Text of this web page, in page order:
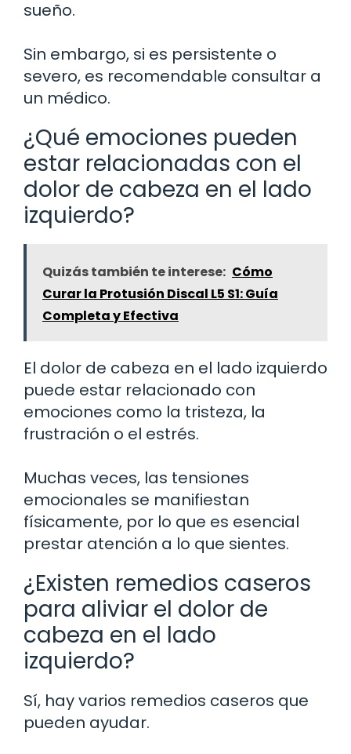
sueño.
Sin embargo, si es persistente o
severo, es recomendable consultar a
un médico.
¿Qué emociones pueden
estar relacionadas con el
dolor de cabeza en el lado
izquierdo?
Quizás también te interese: Cómo
Curar la Protusión Discal L5 S1: Guía
Completa y Efectiva
El dolor de cabeza en el lado izquierdo
puede estar relacionado con
emociones como la tristeza, la
frustración o el estrés.
Muchas veces, las tensiones
emocionales se manifiestan
físicamente, por lo que es esencial
prestar atención a lo que sientes.
¿Existen remedios caseros
para aliviar el dolor de
cabeza en el lado
izquierdo?
Sí, hay varios remedios caseros que
pueden ayudar.